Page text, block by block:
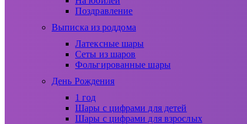
Поздравление
Выписка из роддома
Латексные шары
Сеты из шаров
Фольгированные шары
День Рождения
1 год
Шары с цифрами для детей
Шары с цифрами для взрослых